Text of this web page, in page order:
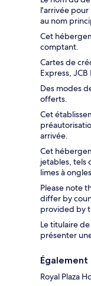
l'arrivée
au nom
Cet
comptant.
Cartes de
Express,
Des modes
offerts.
Cet
arrivée.
Cet
jetables, tels
limes à
Please note
differ by
provided by
Le titulaire
présenter
Également
Royal Plaza